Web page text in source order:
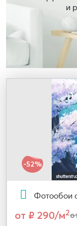
и
-52%
Фотообои
от ₽ 290/м2